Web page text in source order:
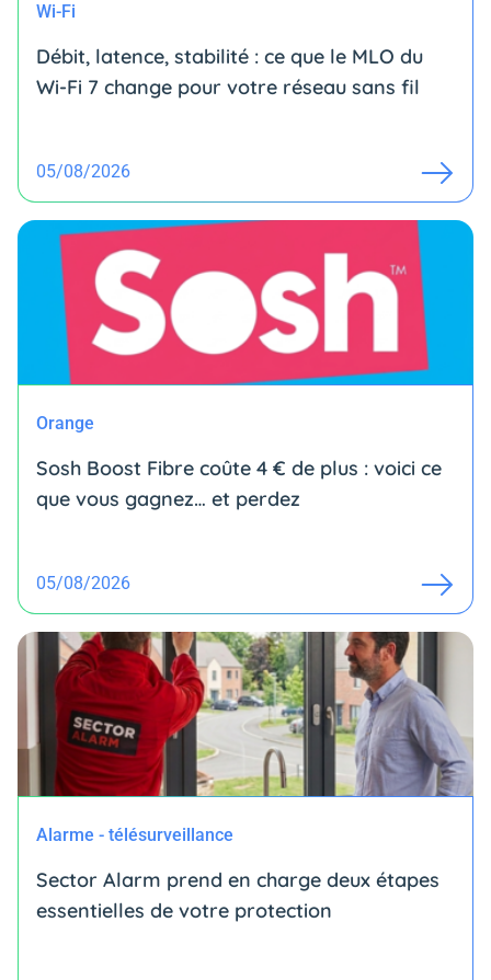
Wi-Fi
Débit, latence, stabilité : ce que le MLO du
Wi-Fi 7 change pour votre réseau sans fil
05/08/2026
Orange
Sosh Boost Fibre coûte 4 € de plus : voici ce
que vous gagnez… et perdez
05/08/2026
Alarme - télésurveillance
Sector Alarm prend en charge deux étapes
essentielles de votre protection